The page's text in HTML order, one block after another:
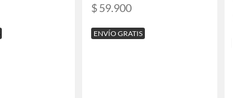
$ 59.900
ENVÍO GRATIS